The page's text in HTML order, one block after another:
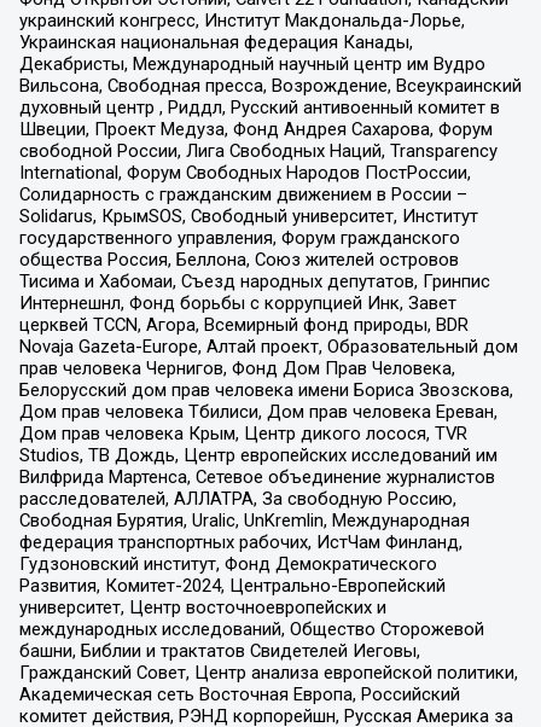
украинский конгресс, Институт Макдональда-Лорье,
Украинская национальная федерация Канады,
Декабристы, Международный научный центр им Вудро
Вильсона, Свободная пресса, Возрождение, Всеукраинский
духовный центр , Риддл, Русский антивоенный комитет в
Швеции, Проект Медуза, Фонд Андрея Сахарова, Форум
свободной России, Лига Свободных Наций, Transparеncy
International, Форум Свободных Народов ПостРоссии,
Солидарность с гражданским движением в России –
Solidarus, КрымSOS, Свободный университет, Институт
государственного управления, Форум гражданского
общества Россия, Беллона, Союз жителей островов
Тисима и Хабомаи, Съезд народных депутатов, Гринпис
Интернешнл, Фонд борьбы с коррупцией Инк, Завет
церквей TCCN, Агора, Всемирный фонд природы, BDR
Novaja Gazeta-Europe, Алтай проект, Образовательный дом
прав человека Чернигов, Фонд Дом Прав Человека,
Белорусский дом прав человека имени Бориса Звозскова,
Дом прав человека Тбилиси, Дом прав человека Ереван,
Дом прав человека Крым, Центр дикого лосося, TVR
Studios, ТВ Дождь, Центр европейских исследований им
Вилфрида Мартенса, Сетевое объединение журналистов
расследователей, АЛЛАТРА, За свободную Россию,
Свободная Бурятия, Uralic, UnKremlin, Международная
федерация транспортных рабочих, ИстЧам Финланд,
Гудзоновский институт, Фонд Демократического
Развития, Комитет-2024, Центрально-Европейский
университет, Центр восточноевропейских и
международных исследований, Общество Сторожевой
башни, Библии и трактатов Свидетелей Иеговы,
Гражданский Совет, Центр анализа европейской политики,
Академическая сеть Восточная Европа, Российский
комитет действия, РЭНД корпорейшн, Русская Америка за